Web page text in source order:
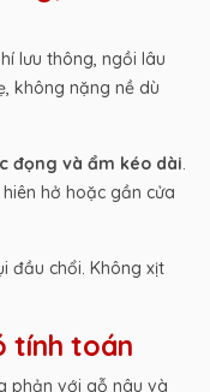
lưu thông, ngồi lâu
không nặng nề dù
đọng và ẩm kéo dài
hở hoặc gần cửa
đầu chổi. Không xịt
tính toán
phản với gỗ nâu và